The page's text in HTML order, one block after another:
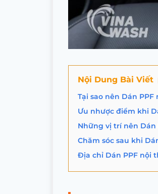
Nội Dung Bài Viết
Tại sao nên Dán
Ưu nhược điểm khi
Những vị trí nên
Chăm sóc sau khi
Địa chỉ Dán PPF nội